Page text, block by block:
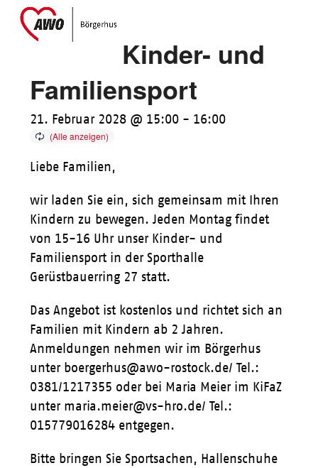
SkipOpen
mobile
Close
mobile
Kinder- und
Familiensport
21. Februar 2028 @ 15:00 - 16:00
Liebe Familien,
wir laden Sie ein, sich gemeinsam mit Ihren
Kindern zu bewegen. Jeden Montag findet
von 15-16 Uhr unser Kinder- und
Familiensport in der Sporthalle
Gerüstbauerring 27 statt.
Das Angebot ist kostenlos und richtet sich an
Familien mit Kindern ab 2 Jahren.
Anmeldungen nehmen wir im Börgerhus
unter boergerhus@awo-rostock.de/ Tel.:
0381/1217355 oder bei Maria Meier im KiFaZ
unter maria.meier@vs-hro.de/ Tel.:
015779016284 entgegen.
Bitte bringen Sie Sportsachen, Hallenschuhe